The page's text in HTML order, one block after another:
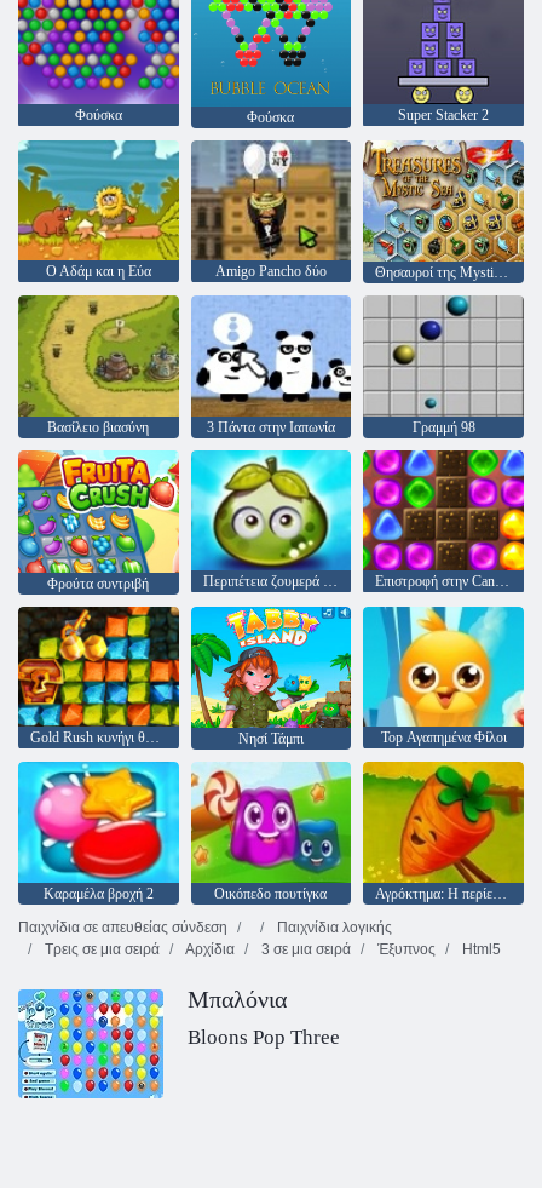
Φούσκα Φούσκα Super Stacker 2
Ο Αδάμ και η Εύα Amigo Pancho δύο Θησαυροί της Mystic Sea
Βασίλειο βιασύνη 3 Πάντα στην Ιαπωνία Γραμμή 98
Φρούτα συντριβή Περιπέτεια ζουμερά μούρα Επιστροφή στην Candyland: Επεισόδιο 2
Gold Rush κυνήγι θησαυρού Νησί Τάμπι Top Αγαπημένα Φίλοι
Καραμέλα βροχή 2 Οικόπεδο πουτίγκα
Αγρόκτημα: Η περίεργη υπόθεση του
Παιχνίδια σε απευθείας σύνδεση
Παιχνίδια λογικής
Τρεις σε μια σειρά
Αρχίδια 3 σε μια σειρά Έξυπνος Html5
Μπαλόνια
Bloons Pop Three